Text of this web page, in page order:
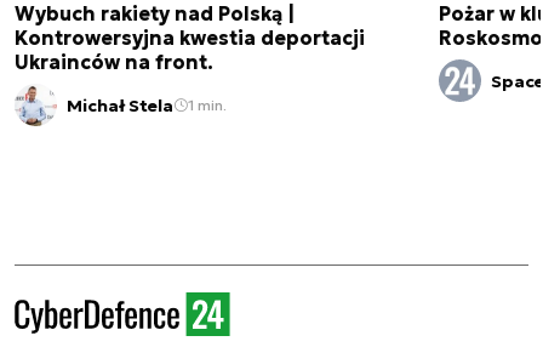
Wybuch rakiety nad Polską |
Kontrowersyjna kwestia deportacji
Ukrainców na front.
Michał Stela 1 min.
Pożar w